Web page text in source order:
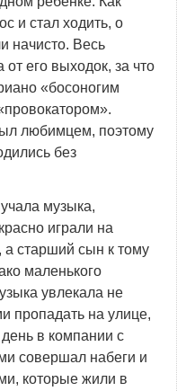
и стал ходить, о
начисто. Весь
от его выходок, за что
«босоногим
любимцем, поэтому
без
музыка,
играли на
а старший сын к тому
маленького
увлекала не
пропадать на улице,
в компании с
совершал набеги и
которые жили в